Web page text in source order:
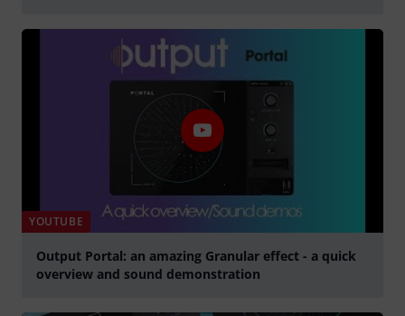
YOUTUBE
Output Portal: an amazing Granular effect - a quick
overview and sound demonstration